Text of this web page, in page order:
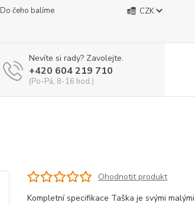
Do čeho balíme
CZK
Nevíte si rady? Zavolejte.
+420 604 219 710
(Po-Pá, 8-16 hod.)
Ohodnotit produkt
Kompletní specifikace Taška je svými